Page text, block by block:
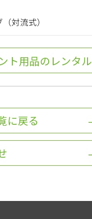
対流式）
ト用品のレンタル
に戻る